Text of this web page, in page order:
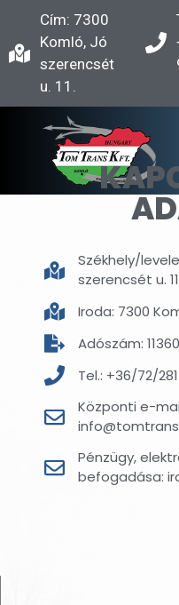
Cím: 7300
Komló, Jó
szerencsét
u. 11.
Székhely/
szerencsét u.
Iroda: 7300
Adószám:
Tel.: +36/72/
Központi e-
Pénzügy,
befogadása: